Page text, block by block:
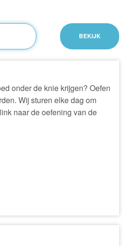
onder de knie krijgen? Oefen
Wij sturen elke dag om
naar de oefening van de